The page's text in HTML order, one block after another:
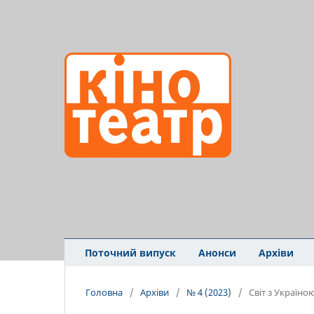
Поточний випуск Анонси Архіви
Головна / Архіви / № 4 (2023) / Світ з